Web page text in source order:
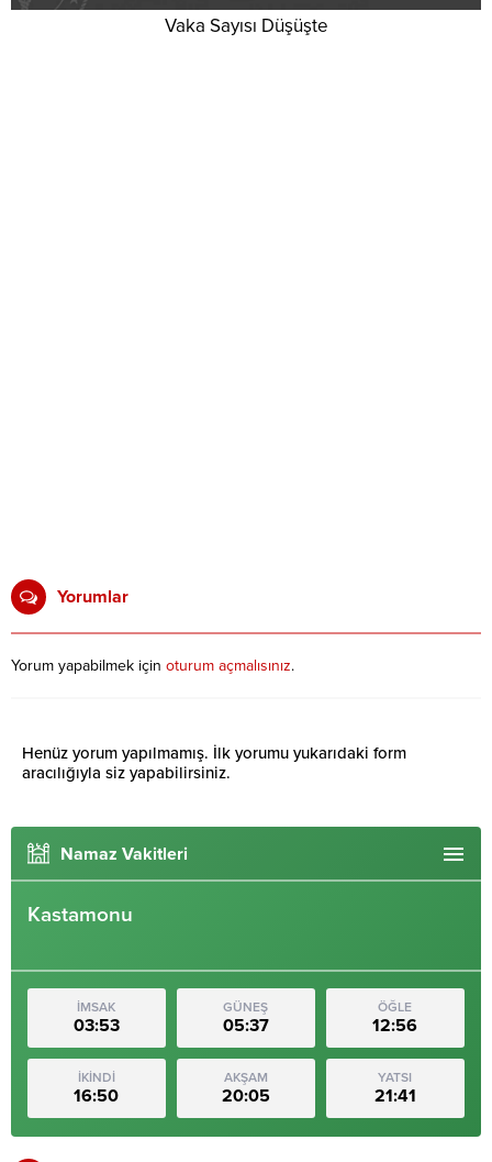
Vaka Sayısı Düşüşte
Yorumlar
Yorum yapabilmek için oturum açmalısınız.
Henüz yorum yapılmamış. İlk yorumu yukarıdaki form
aracılığıyla siz yapabilirsiniz.
Namaz Vakitleri
Kastamonu
İMSAK
03:53
GÜNEŞ
05:37
ÖĞLE
12:56
İKİNDİ
16:50
AKŞAM
20:05
YATSI
21:41